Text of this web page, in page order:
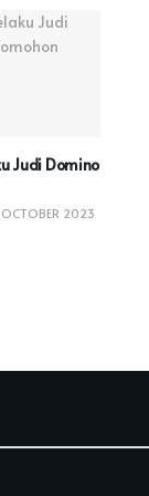
Judi Domino
2023